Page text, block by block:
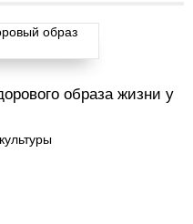
образа жизни у